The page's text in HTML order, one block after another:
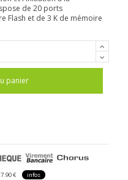
de 20 ports
Flash et de 3 K de mémoire
panier
€ infos